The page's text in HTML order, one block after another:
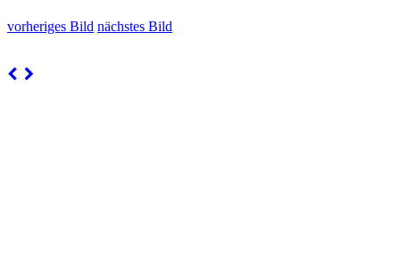
vorheriges Bild nächstes Bild